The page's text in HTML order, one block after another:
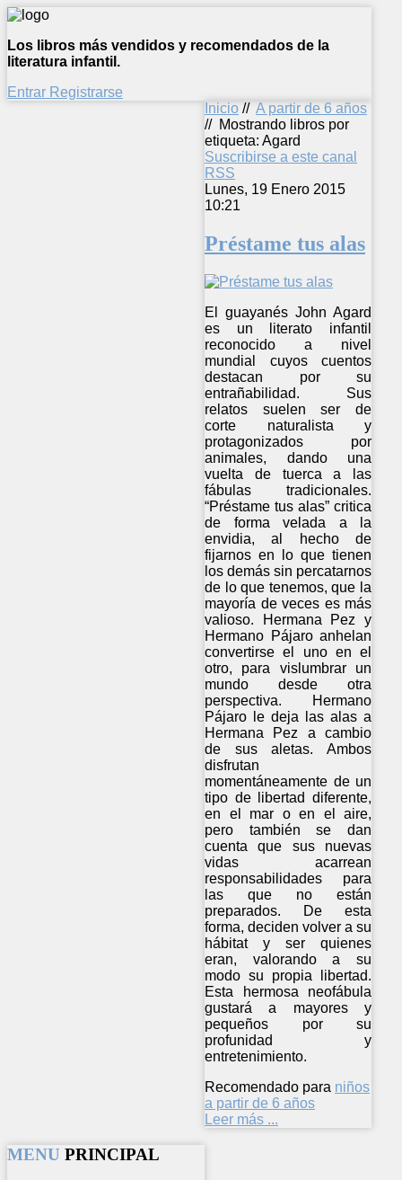
Los libros más vendidos y recomendados de la
literatura infantil.
Entrar Registrarse
Inicio // A partir de 6 años
// Mostrando libros por
etiqueta: Agard
Suscribirse a este canal
RSS
Lunes, 19 Enero 2015
10:21
Préstame tus alas
El guayanés John Agard
es un literato infantil
reconocido a nivel
mundial cuyos cuentos
destacan por su
entrañabilidad. Sus
relatos suelen ser de
corte naturalista y
protagonizados por
animales, dando una
vuelta de tuerca a las
fábulas tradicionales.
“Préstame tus alas” critica
de forma velada a la
envidia, al hecho de
fijarnos en lo que tienen
los demás sin percatarnos
de lo que tenemos, que la
mayoría de veces es más
valioso. Hermana Pez y
Hermano Pájaro anhelan
convertirse el uno en el
otro, para vislumbrar un
mundo desde otra
perspectiva. Hermano
Pájaro le deja las alas a
Hermana Pez a cambio
de sus aletas. Ambos
disfrutan
momentáneamente de un
tipo de libertad diferente,
en el mar o en el aire,
pero también se dan
cuenta que sus nuevas
vidas acarrean
responsabilidades para
las que no están
preparados. De esta
forma, deciden volver a su
hábitat y ser quienes
eran, valorando a su
modo su propia libertad.
Esta hermosa neofábula
gustará a mayores y
pequeños por su
profunidad y
entretenimiento.
Recomendado para niños
a partir de 6 años
Leer más ...
MENU PRINCIPAL